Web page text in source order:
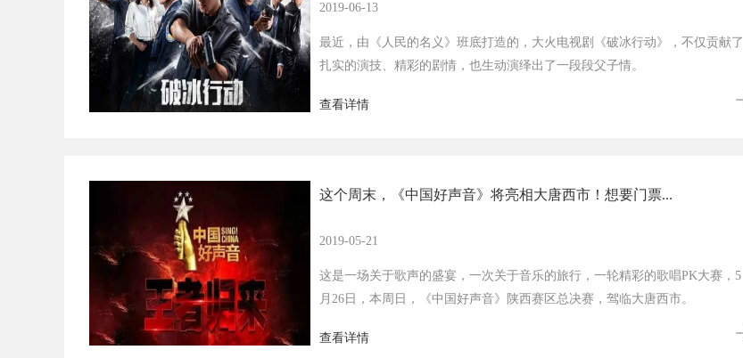
2019-06-13
最近，由《人民的名义》班底打造的，大火电视剧《破冰行动》，不仅贡献了
扎实的演技、精彩的剧情，也生动演绎出了一段段父子情。
查看详情
这个周末，《中国好声音》将亮相大唐西市！想要门票...
2019-05-21
这是一场关于歌声的盛宴，一次关于音乐的旅行，一轮精彩的歌唱PK大赛，5
月26日，本周日，《中国好声音》陕西赛区总决赛，驾临大唐西市。
查看详情